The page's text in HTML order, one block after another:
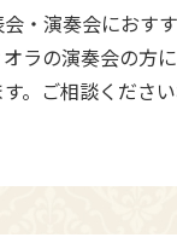
・演奏会におすす
ラの演奏会の方
。ご相談ください